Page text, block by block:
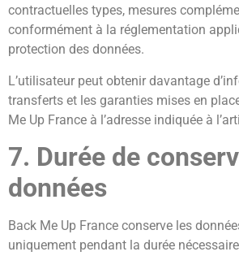
contractuelles types, mesures
conformément à la réglementation
protection des données.
L’utilisateur peut obtenir davantage
transferts et les garanties mises en
Me Up France à l’adresse indiquée à
7. Durée de
données
Back Me Up France conserve les
uniquement pendant la durée